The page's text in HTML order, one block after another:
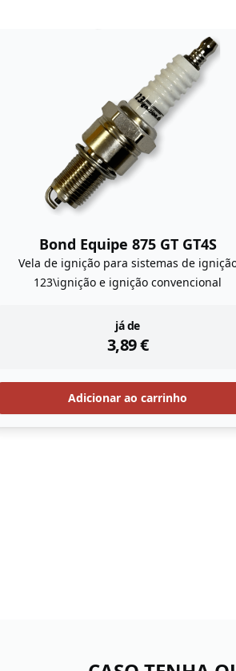
Bond Equipe 875 GT GT4S
Vela de ignição para sistemas de
123\ignição e ignição convencional
já de
3,89€
instock
Adicionar ao carrinho